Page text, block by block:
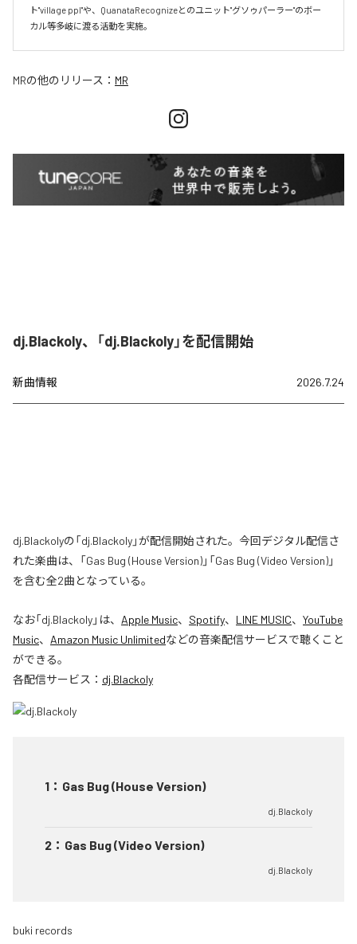
ト"village ppl"や、QuanataRecognizeとのユニット"グソゥパーラー"のボー
カル等多岐に渡る活動を実施。
MRの他のリリース： MR
dj.Blackoly、「dj.Blackoly」を配信開始
新曲情報 2026.7.24
dj.Blackolyの「dj.Blackoly」が配信開始された。今回デジタル配信さ
れた楽曲は、「Gas Bug (House Version)」「Gas Bug (Video Version)」
を含む全2曲となっている。
なお「dj.Blackoly」は、 Apple Music、 Spotify、 LINE MUSIC、 YouTube
Music、 Amazon Music Unlimitedなどの音楽配信サービスで聴くこと
ができる。
各配信サービス： dj.Blackoly
1 ： Gas Bug (House Version)
dj.Blackoly
2 ： Gas Bug (Video Version)
dj.Blackoly
buki records